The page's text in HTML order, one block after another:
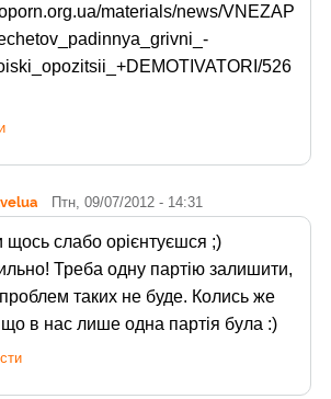
materials/news/VNEZAP
526
Птн, 09/07/2012 - 14:31
щось слабо орієнтуєшся ;)
Треба одну партію залишити,
проблем таких не буде. Колись же
в нас лише одна партія була :)